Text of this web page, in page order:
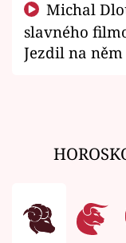
slavného
Jezdil na